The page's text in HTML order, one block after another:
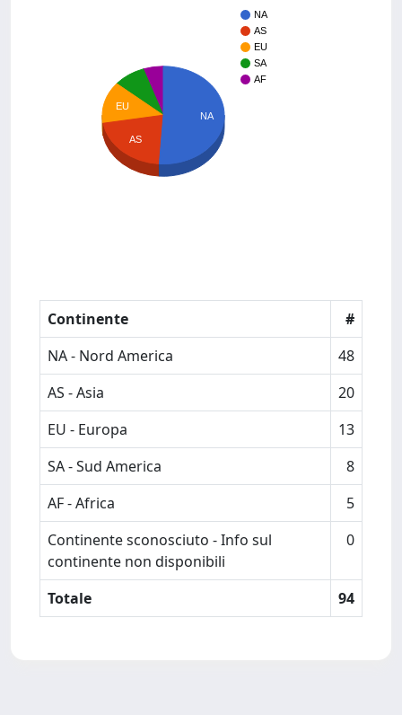
NA
AS
EU
SA
AF
EU
AS
NA
Continente
#
NA - Nord America
48
AS - Asia
20
EU - Europa
13
SA - Sud America
8
AF - Africa
5
Continente sconosciuto - Info sul
continente non disponibili
0
Totale 94